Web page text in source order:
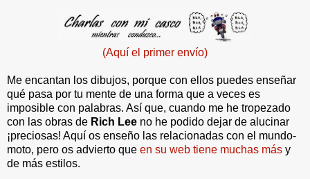
(Aquí el primer envío)
Me encantan los dibujos, porque con ellos puedes enseñar
qué pasa por tu mente de una forma que a veces es
imposible con palabras. Así que, cuando me he tropezado
con las obras de Rich Lee no he podido dejar de alucinar
¡preciosas! Aquí os enseño las relacionadas con el mundo-
moto, pero os advierto que en su web tiene muchas más y
de más estilos.